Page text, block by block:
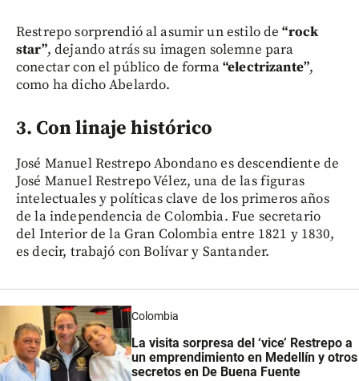
Restrepo sorprendió al asumir un estilo de“rock
star”, dejando atrás su imagen solemne para
conectar con el público de forma“electrizante”,
como ha dicho Abelardo.
3. Con linaje histórico
José Manuel Restrepo Abondano es descendiente de
José Manuel Restrepo Vélez, una de las figuras
intelectuales y políticas clave de los primeros años
de la independencia de Colombia. Fue secretario
del Interior de la Gran Colombia entre 1821 y 1830,
es decir, trabajó con Bolívar y Santander.
Colombia
La visita sorpresa del ‘vice’ Restrepo a
un emprendimiento en Medellín y otros
secretos en De Buena Fuente